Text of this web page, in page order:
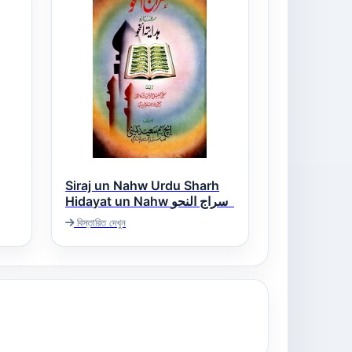
Siraj un Nahw Urdu Sharh
Hidayat un Nahw سراج النحو
اردو شرح ھدایۃ النحو
বিস্তারিত দেখুন